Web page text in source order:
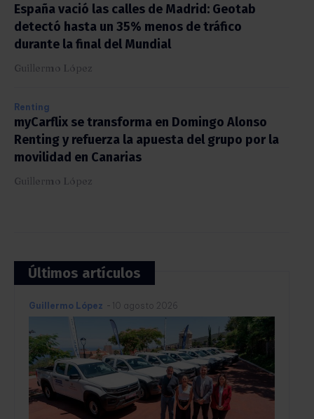
España vació las calles de Madrid: Geotab
detectó hasta un 35% menos de tráfico
durante la final del Mundial
Guillermo López
Renting
myCarflix se transforma en Domingo Alonso
Renting y refuerza la apuesta del grupo por la
movilidad en Canarias
Guillermo López
Últimos artículos
Guillermo López - 10 agosto 2026